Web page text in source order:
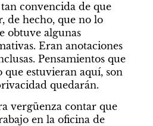
convencida de que
de hecho, que no lo
obtuve algunas
Eran anotaciones
Pensamientos que
estuvieran aquí, son
quedarán.
vergüenza contar que
en la oficina de